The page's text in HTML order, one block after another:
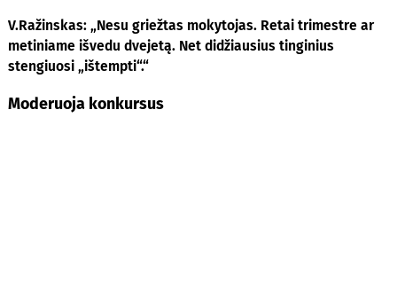
V.Ražinskas: „Nesu griežtas mokytojas. Retai trimestre ar
metiniame išvedu dvejetą. Net didžiausius tinginius
stengiuosi „ištempti“.“
Moderuoja konkursus